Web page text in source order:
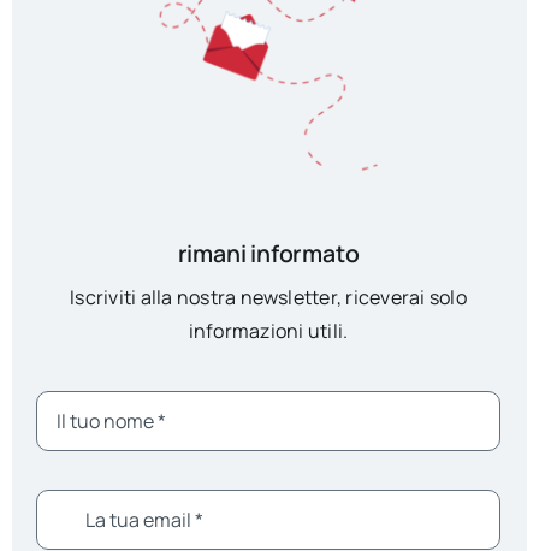
rimani informato
Iscriviti alla nostra newsletter, riceverai solo
informazioni utili.